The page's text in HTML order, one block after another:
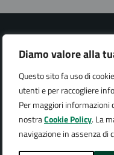
Diamo valore alla
Questo sito fa uso di
utenti e per raccogliere
Per maggiori informazioni
nostraCookie Policy. La
navigazione in assenza di
Città di Arona
AMMINISTRAZIONE